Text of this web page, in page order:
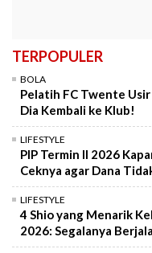
TERPOPULER
BOLA
Pelatih FC Twente
Dia Kembali ke Klub!
LIFESTYLE
PIP Termin II 2026
Ceknya agar Dana
LIFESTYLE
4 Shio yang Menarik
2026: Segalanya